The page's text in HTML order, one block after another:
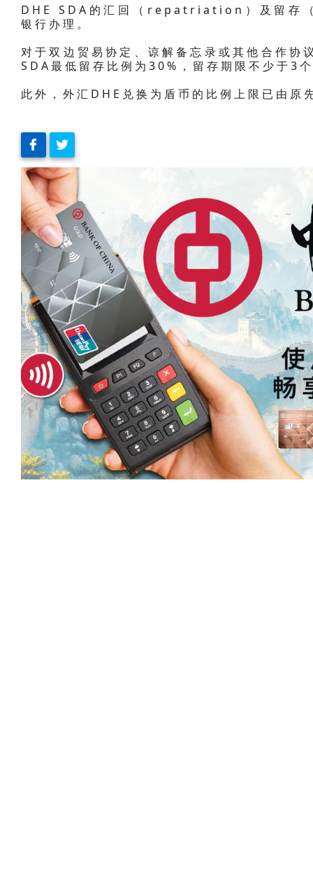
DHE SDA的汇回（repatriation）及留
银行办理。
对于双边贸易协定、谅解备忘录或其他合作协
SDA最低留存比例为30%，留存期限不少于3
此外，外汇DHE兑换为盾币的比例上限已由